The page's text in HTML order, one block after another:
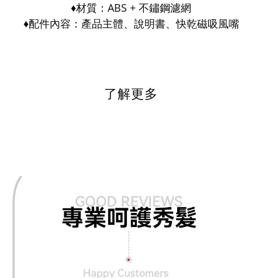
♦️材質：ABS + 不鏽鋼濾網
♦️配件內容：產品主體、說明書、快乾磁吸風嘴
了解更多